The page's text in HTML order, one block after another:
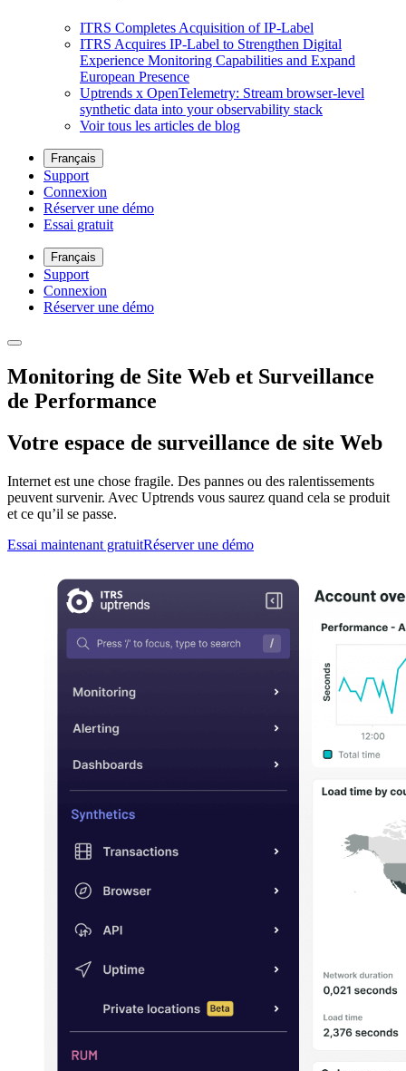
ITRS Completes Acquisition of IP-Label
ITRS Acquires IP-Label to Strengthen Digital
Experience Monitoring Capabilities and Expand
European Presence
Uptrends x OpenTelemetry: Stream browser-level
synthetic data into your observability stack
Voir tous les articles de blog
Français
Support
Connexion
Réserver une démo
Essai gratuit
Français
Support
Connexion
Réserver une démo
Monitoring de Site Web et Surveillance
de Performance
Votre espace de surveillance de site Web
Internet est une chose fragile. Des pannes ou des ralentissements
peuvent survenir. Avec Uptrends vous saurez quand cela se produit
et ce qu’il se passe.
Essai maintenant gratuitRéserver une démo